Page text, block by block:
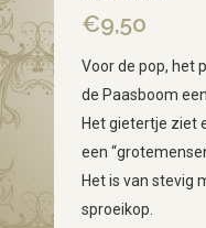
€9,50
Voor de pop, het
de Paasboom
Het gietertje ziet
een
Het is van stevig
sproeikop.